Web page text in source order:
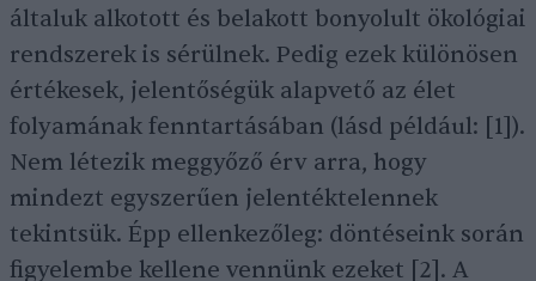
általuk alkotott és belakott bonyolult ökológiai
rendszerek is sérülnek. Pedig ezek különösen
értékesek, jelentőségük alapvető az élet
folyamának fenntartásában (lásd például: [1]).
Nem létezik meggyőző érv arra, hogy
mindezt egyszerűen jelentéktelennek
tekintsük. Épp ellenkezőleg: döntéseink során
figyelembe kellene vennünk ezeket [2]. A